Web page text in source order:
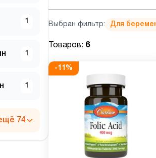
1
1
1
74
Выбран фильтр: Для
Товаров: 6
-11 %